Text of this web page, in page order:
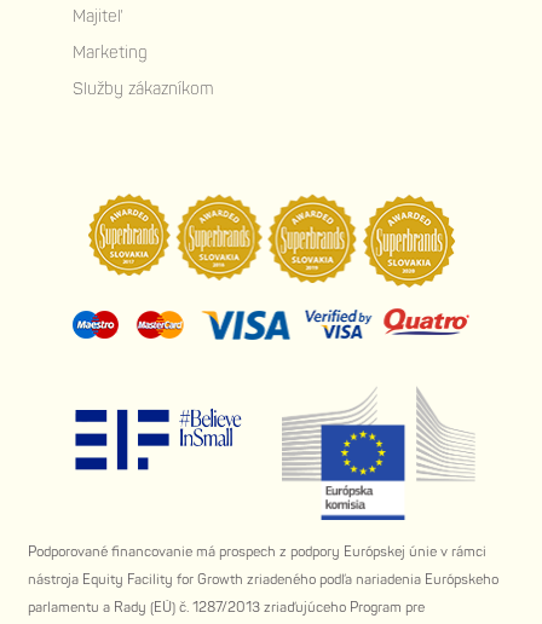
Majiteľ
Marketing
Služby zákazníkom
Podporované financovanie má prospech z podpory Európskej únie v rámci
nástroja Equity Facility for Growth zriadeného podľa nariadenia Európskeho
parlamentu a Rady (EÚ) č. 1287/2013 zriaďujúceho Program pre